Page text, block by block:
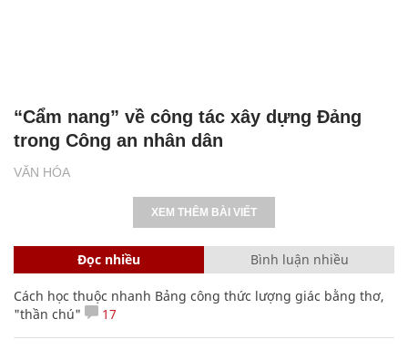
VĂN HÓA
“Cẩm nang” về công tác xây dựng Đảng
trong Công an nhân dân
XEM THÊM BÀI VIẾT
Đọc nhiều Bình luận nhiều
Cách học thuộc nhanh Bảng công thức lượng giác bằng thơ,
"thần chú"
17